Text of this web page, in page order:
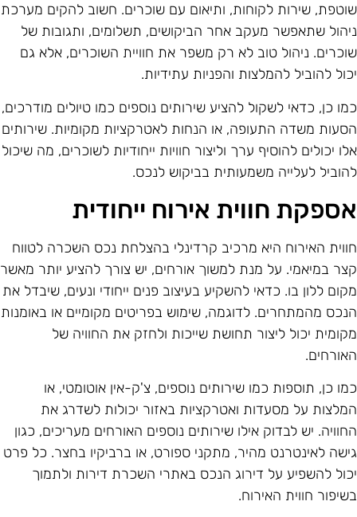
שירות לקוחות, ותיאום עם שוכרים. חשוב להקים מערכת
שתאפשר מעקב אחר הביקושים, תשלומים, ותגובות של
ניהול טוב לא רק משפר את חוויית השוכרים, אלא גם
להוביל להמלצות והפניות עתידיות.
כן, כדאי לשקול להציע שירותים נוספים כמו טיולים מודרכים,
משדה התעופה, או הנחות לאטרקציות מקומיות. שירותים
יכולים להוסיף ערך וליצור חוויות ייחודיות לשוכרים, מה שיכול
לעלייה משמעותית בביקוש לנכס.
חווית אירוח ייחודית
האירוח היא מרכיב קרדינלי בהצלחת נכס השכרה לטווח
במיאמי. על מנת למשוך אורחים, יש צורך להציע יותר מאשר
ללון בו. כדאי להשקיע בעיצוב פנים ייחודי ונעים, שיבדל את
מהמתחרים. לדוגמה, שימוש בפריטים מקומיים או באומנות
יכול ליצור תחושת שייכות ולחזק את החוויה של
כן, תוספות כמו שירותים נוספים, צ'ק-אין אוטומטי, או
על מסעדות ואטרקציות באזור יכולות לשדרג את
יש לבדוק אילו שירותים נוספים האורחים מעריכים, כגון
לאינטרנט מהיר, מתקני ספורט, או ברביקיו בחצר. כל פרט
להשפיע על דירוג הנכס באתרי השכרת דירות ולתמוך
חווית האירוח.